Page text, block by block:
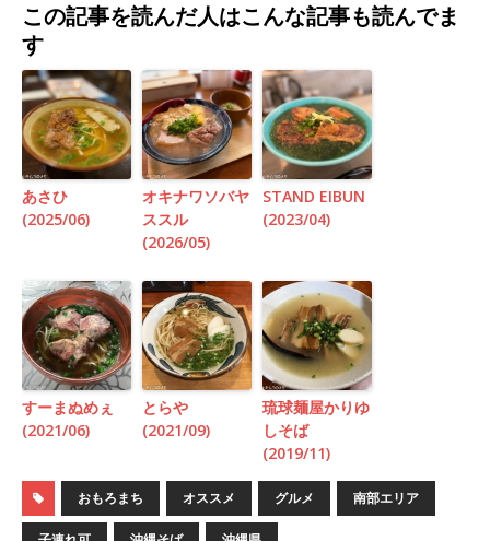
この記事を読んだ人はこんな記事も読んでま
す
あさひ
(2025/06)
オキナワソバヤ
ススル
(2026/05)
STAND EIBUN
(2023/04)
すーまぬめぇ
(2021/06)
とらや
(2021/09)
琉球麺屋かりゆ
しそば
(2019/11)
おもろまち オススメ グルメ 南部エリア